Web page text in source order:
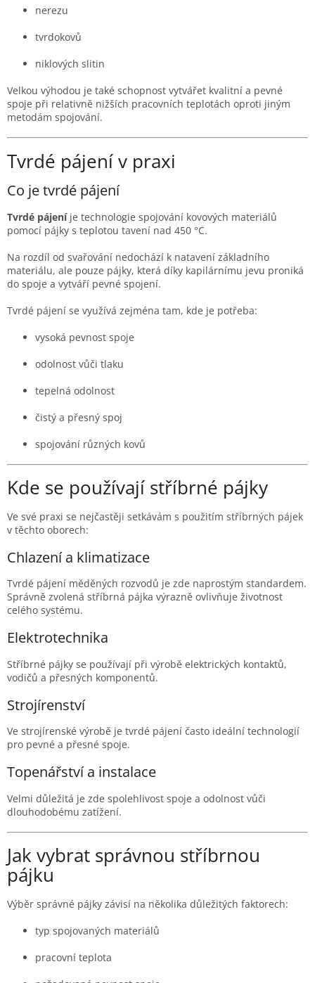
nerezu
tvrdokovů
niklových slitin
Velkou výhodou je také schopnost vytvářet kvalitní a pevné
spoje při relativně nižších pracovních teplotách oproti jiným
metodám spojování.
Tvrdé pájení v praxi
Co je tvrdé pájení
Tvrdé pájeníje technologie spojování kovových materiálů
pomocí pájky s teplotou tavení nad 450 °C.
Na rozdíl od svařování nedochází k natavení základního
materiálu, ale pouze pájky, která díky kapilárnímu jevu proniká
do spoje a vytváří pevné spojení.
Tvrdé pájení se využívá zejména tam, kde je potřeba:
vysoká pevnost spoje
odolnost vůči tlaku
tepelná odolnost
čistý a přesný spoj
spojování různých kovů
Kde se používají stříbrné pájky
Ve své praxi se nejčastěji setkávám s použitím stříbrných pájek
v těchto oborech:
Chlazení a klimatizace
Tvrdé pájení měděných rozvodů je zde naprostým standardem.
Správně zvolená stříbrná pájka výrazně ovlivňuje životnost
celého systému.
Elektrotechnika
Stříbrné pájky se používají při výrobě elektrických kontaktů,
vodičů a přesných komponentů.
Strojírenství
Ve strojírenské výrobě je tvrdé pájení často ideální technologií
pro pevné a přesné spoje.
Topenářství a instalace
Velmi důležitá je zde spolehlivost spoje a odolnost vůči
dlouhodobému zatížení.
Jak vybrat správnou stříbrnou
pájku
Výběr správné pájky závisí na několika důležitých faktorech:
typ spojovaných materiálů
pracovní teplota